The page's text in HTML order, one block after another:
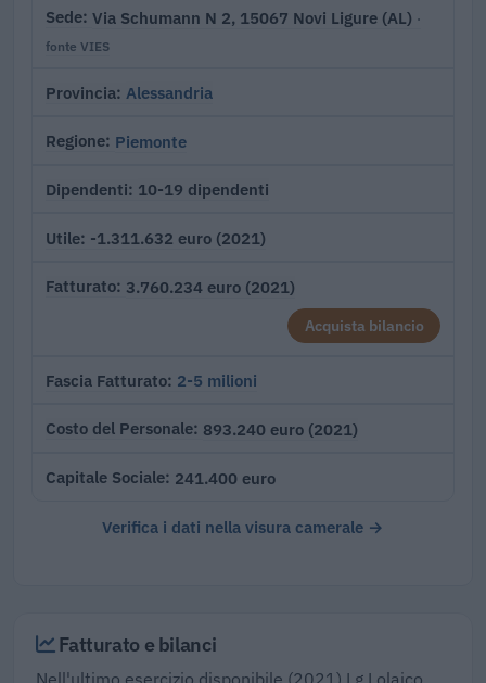
Sede Via Schumann N 2, 15067 Novi Ligure (AL) ·
fonte VIES
Provincia Alessandria
Regione Piemonte
Dipendenti 10-19 dipendenti
Utile -1.311.632 euro (2021)
Fatturato 3.760.234 euro (2021)
Acquista bilancio
Fascia Fatturato 2-5 milioni
Costo del Personale 893.240 euro (2021)
Capitale Sociale 241.400 euro
Verifica i dati nella visura camerale →
Fatturato e bilanci
Nell'ultimo esercizio disponibile (2021) Lg Lolaico